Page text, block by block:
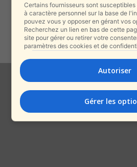
Hamas, aide
silence
Insoumise
alxprss_sab - 11
Certains fournisseurs sont
à caractère personnel sur la base de
pouvez vous y opposer en gérant vos
Recherchez un lien en bas de cette
site pour gérer ou retirer votre
paramètres des cookies et de
Autoriser
Gérer les